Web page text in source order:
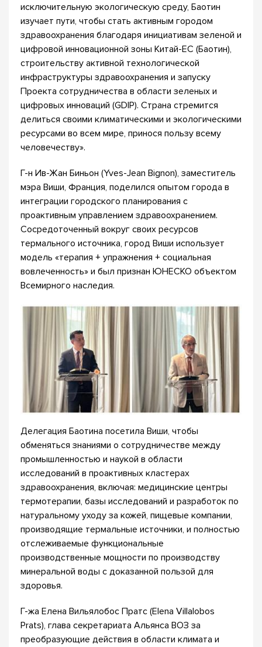
исключительную экологическую среду, Баотин
изучает пути, чтобы стать активным городом
здравоохранения благодаря инициативам зеленой и
цифровой инновационной зоны Китай-ЕС (Баотин),
строительству активной технологической
инфраструктуры здравоохранения и запуску
Проекта сотрудничества в области зеленых и
цифровых инноваций (GDIP). Страна стремится
делиться своими климатическими и экологическими
ресурсами во всем мире, принося пользу всему
человечеству».
Г-н Ив-Жан Биньон (Yves-Jean Bignon), заместитель
мэра Виши, Франция, поделился опытом города в
интеграции городского планирования с
проактивным управлением здравоохранением.
Сосредоточенный вокруг своих ресурсов
термального источника, город Виши использует
модель «терапия + упражнения + социальная
вовлеченность» и был признан ЮНЕСКО объектом
Всемирного наследия.
Делегация Баотина посетила Виши, чтобы
обменяться знаниями о сотрудничестве между
промышленностью и наукой в области
исследований в проактивных кластерах
здравоохранения, включая: медицинские центры
термотерапии, базы исследований и разработок по
натуральному уходу за кожей, пищевые компании,
производящие термальные источники, и полностью
отслеживаемые функциональные
производственные мощности по производству
минеральной воды с доказанной пользой для
здоровья.
Г-жа Елена Вильялобос Пратс (Elena Villalobos
Prats), глава секретариата Альянса ВОЗ за
преобразующие действия в области климата и